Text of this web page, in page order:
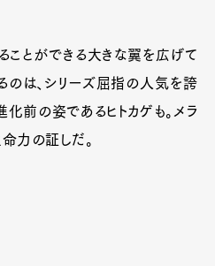
とができる大きな翼を広げて
のは、シリーズ屈指の人気を誇
化前の姿であるヒトカゲも。メラ
力の証しだ。